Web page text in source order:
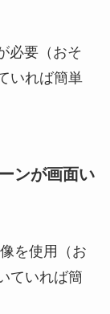
必要（おそ
いれば簡単
ンが画面い
を使用（お
ていれば簡